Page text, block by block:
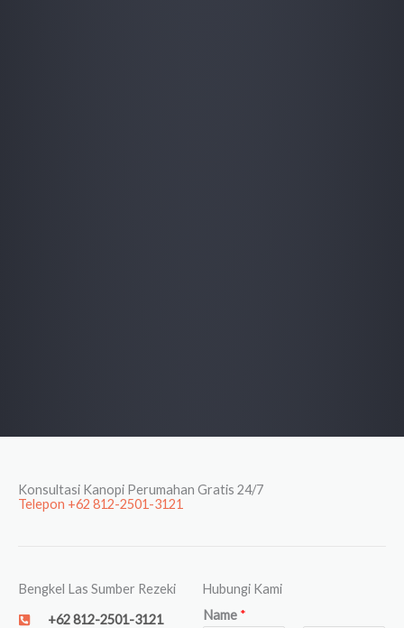
Konsultasi Kanopi Perumahan Gratis 24/7
Telepon +62 812-2501-3121
Bengkel Las Sumber Rezeki
+62 812-2501-3121
Hubungi Kami
Name *